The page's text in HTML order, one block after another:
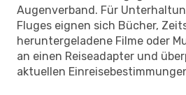
Augenverband. Für
Fluges eignen sich Bücher,
heruntergeladene Filme oder
an einen Reiseadapter und
aktuellen